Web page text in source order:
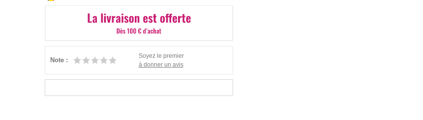
Note :
Soyez le premier
à donner un avis